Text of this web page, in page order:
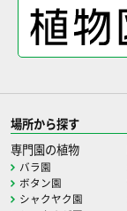
場所から探す
専門園の植物
バラ園
ボタン園
シャクヤク園